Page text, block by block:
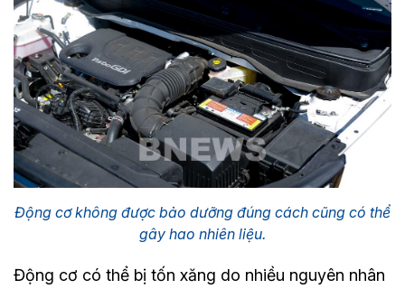
Động cơ không được bảo dưỡng đúng cách cũng có thể
gây hao nhiên liệu.
Động cơ có thể bị tốn xăng do nhiều nguyên nhân